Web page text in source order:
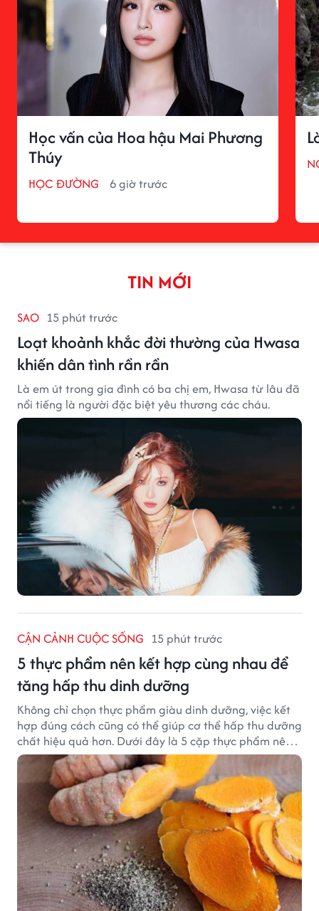
Học vấn của Hoa hậu Mai Phương
Thúy
HỌC ĐƯỜNG 6 giờ trước
TIN MỚI
SAO 15 phút trước
Loạt khoảnh khắc đời thường của Hwasa
khiến dân tình rần rần
Là em út trong gia đình có ba chị em, Hwasa từ lâu đã
nổi tiếng là người đặc biệt yêu thương các cháu.
CẬN CẢNH CUỘC SỐNG 15 phút trước
5 thực phẩm nên kết hợp cùng nhau để
tăng hấp thu dinh dưỡng
Không chỉ chọn thực phẩm giàu dinh dưỡng, việc kết
hợp đúng cách cũng có thể giúp cơ thể hấp thu dưỡng
chất hiệu quả hơn. Dưới đây là 5 cặp thực phẩm nên
ăn cùng nhau để tối ưu giá trị dinh dưỡng.